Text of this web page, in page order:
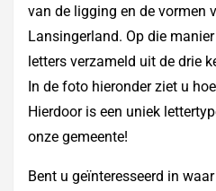
van de ligging en de vormen
Lansingerland. Op die
letters verzameld uit de drie
In de foto hieronder ziet u
Hierdoor is een uniek
onze gemeente!
Bent u geïnteresseerd in